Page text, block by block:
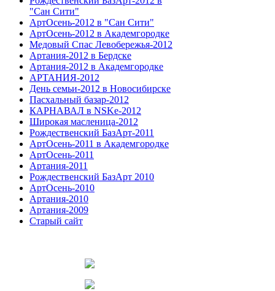
"Сан Сити"
АртОсень-2012 в "Сан Сити"
АртОсень-2012 в Академгородке
Медовый Спас Левобережья-2012
Артания-2012 в Бердске
Артания-2012 в Академгородке
АРТАНИЯ-2012
День семьи-2012 в Новосибирске
Пасхальный базар-2012
КАРНАВАЛ в NSKe-2012
Широкая масленица-2012
Рождественский БазАрт-2011
АртОсень-2011 в Академгородке
АртОсень-2011
Артания-2011
Рождественский БазАрт 2010
АртОсень-2010
Артания-2010
Артания-2009
Старый сайт